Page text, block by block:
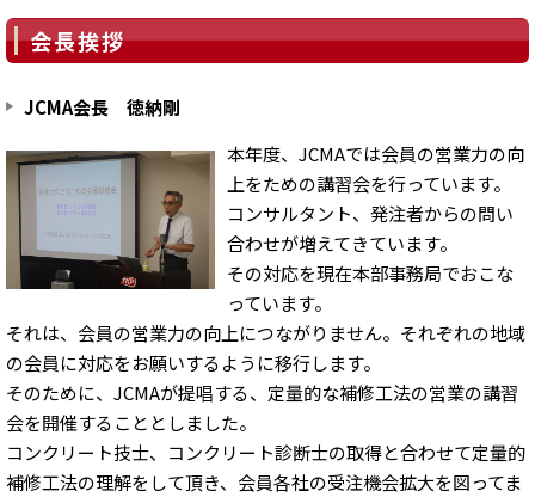
会長挨拶
JCMA会長 徳納剛
本年度、JCMAでは会員の営業力の向
上をための講習会を行っています。
コンサルタント、発注者からの問い
合わせが増えてきています。
その対応を現在本部事務局でおこな
っています。
それは、会員の営業力の向上につながりません。それぞれの地域
の会員に対応をお願いするように移行します。
そのために、JCMAが提唱する、定量的な補修工法の営業の講習
会を開催することとしました。
コンクリート技士、コンクリート診断士の取得と合わせて定量的
補修工法の理解をして頂き、会員各社の受注機会拡大を図ってま